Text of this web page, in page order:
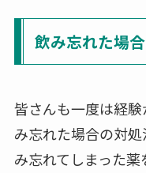
飲み忘れた場
皆さんも一度は経
み忘れた場合の対
み忘れてしまった